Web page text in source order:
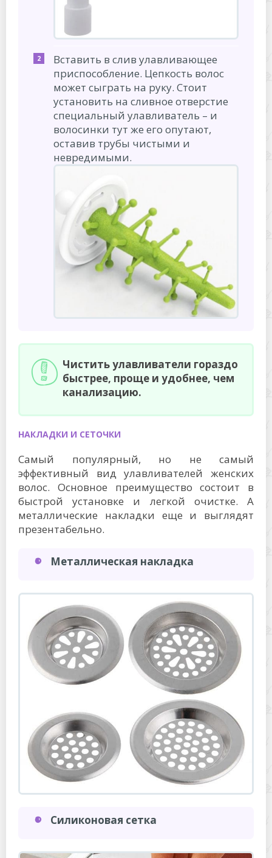
Вставить в слив улавливающее
приспособление. Цепкость волос
может сыграть на руку. Стоит
установить на сливное отверстие
специальный улавливатель – и
волосинки тут же его опутают,
оставив трубы чистыми и
невредимыми.
Чистить улавливатели гораздо
быстрее, проще и удобнее, чем
канализацию.
НАКЛАДКИ И СЕТОЧКИ
Самый популярный, но не самый
эффективный вид улавливателей женских
волос. Основное преимущество состоит в
быстрой установке и легкой очистке. А
металлические накладки еще и выглядят
презентабельно.
Металлическая накладка
Силиконовая сетка